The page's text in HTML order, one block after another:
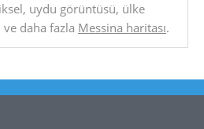
uydu görüntüsü, ülke
daha fazla Messina haritası.